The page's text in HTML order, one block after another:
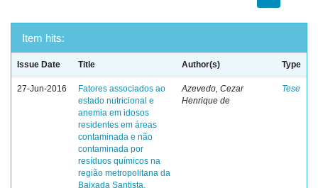
Item hits:
Issue Date Title Author(s) Type
27-Jun-2016
Fatores associados ao
estado nutricional e
anemia em idosos
residentes em áreas
contaminada e não
contaminada por
resíduos químicos na
região metropolitana da
Baixada Santista.
Azevedo, Cezar
Henrique de
Tese